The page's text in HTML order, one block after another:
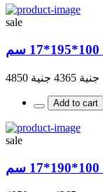
sale
جنية 4365 جنية 4850
Add to cart
sale